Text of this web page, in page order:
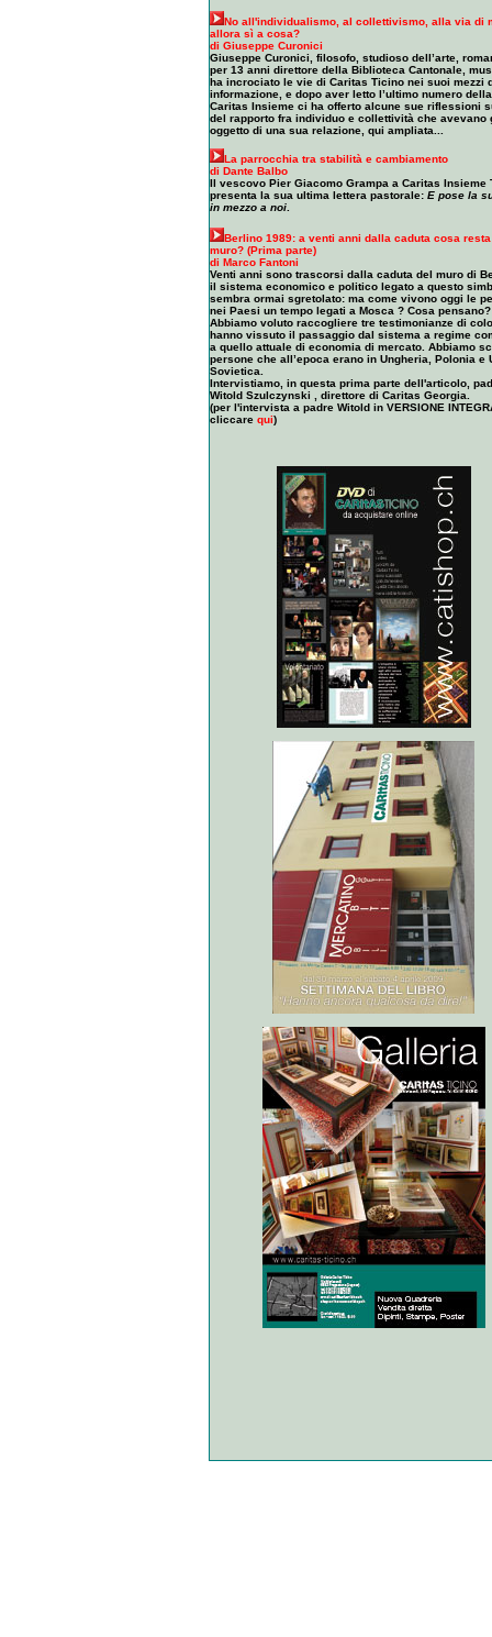
No all'individualismo, al collettivismo, alla via di
allora sì a cosa?
di Giuseppe Curonici
Giuseppe Curonici, filosofo, studioso dell’arte,
per 13 anni direttore della Biblioteca Cantonale,
ha incrociato le vie di Caritas Ticino nei suoi mezzi
informazione, e dopo aver letto l’ultimo numero
Caritas Insieme ci ha offerto alcune sue riflessioni
del rapporto fra individuo e collettività che avevano
oggetto di una sua relazione, qui ampliata...
La parrocchia tra stabilità e cambiamento
di Dante Balbo
Il vescovo Pier Giacomo Grampa a Caritas Insieme
presenta la sua ultima lettera pastorale: E pose la
in mezzo a noi
Berlino 1989: a venti anni dalla caduta cosa
muro? (Prima parte)
di Marco Fantoni
Venti anni sono trascorsi dalla caduta del muro di
il sistema economico e politico legato a questo
sembra ormai sgretolato: ma come vivono oggi le
nei Paesi un tempo legati a Mosca ? Cosa pensano?
Abbiamo voluto raccogliere tre testimonianze di
hanno vissuto il passaggio dal sistema a regime
a quello attuale di economia di mercato. Abbiamo
persone che all’epoca erano in Ungheria, Polonia e
Sovietica.
Intervistiamo, in questa prima parte dell'articolo,
Witold Szulczynski , direttore di Caritas Georgia.
(per l'intervista a padre Witold in VERSIONE
cliccare qui)